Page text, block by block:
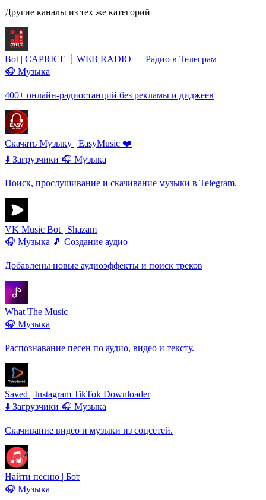
Другие каналы из тех же категорий
Bot | CAPRICE ┊ WEB RADIO — Радио в Телеграм
🎧 Музыка
400+ онлайн-радиостанций без рекламы и диджеев
Скачать Музыку | EasyMusic ❤️
⬇️ Загрузчики 🎧 Музыка
Поиск, прослушивание и скачивание музыки в Telegram.
VK Music Bot | Shazam
🎧 Музыка 🎵 Создание аудио
Добавлены новые аудиоэффекты и поиск треков
What The Music
🎧 Музыка
Распознавание песен по аудио, видео и тексту.
Saved | Instagram TikTok Downloader
⬇️ Загрузчики 🎧 Музыка
Скачивание видео и музыки из соцсетей.
Найти песню | Бот
🎧 Музыка